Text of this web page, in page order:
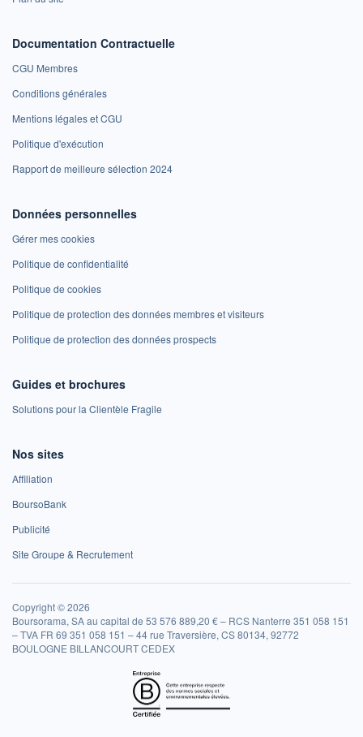
Documentation Contractuelle
CGU Membres
Conditions générales
Mentions légales et CGU
Politique d'exécution
Rapport de meilleure sélection 2024
Données personnelles
Gérer mes cookies
Politique de confidentialité
Politique de cookies
Politique de protection des données membres et visiteurs
Politique de protection des données prospects
Guides et brochures
Solutions pour la Clientèle Fragile
Nos sites
Affiliation
BoursoBank
Publicité
Site Groupe & Recrutement
Copyright © 2026
Boursorama, SA au capital de 53 576 889,20 € – RCS Nanterre 351 058 151
– TVA FR 69 351 058 151 – 44 rue Traversière, CS 80134, 92772
BOULOGNE BILLANCOURT CEDEX